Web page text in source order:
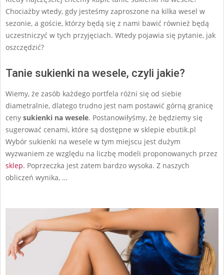
Chociażby wtedy, gdy jesteśmy zaproszone na kilka wesel w
sezonie, a goście, którzy będą się z nami bawić również będą
uczestniczyć w tych przyjęciach. Wtedy pojawia się pytanie, jak
oszczędzić?
Tanie sukienki na wesele, czyli jakie?
Wiemy, że zasób każdego portfela różni się od siebie
diametralnie, dlatego trudno jest nam postawić górną granicę
ceny sukienki na wesele. Postanowiłyśmy, że będziemy się
sugerować cenami, które są dostępne w sklepie ebutik.pl
Wybór sukienki na wesele w tym miejscu jest dużym
wyzwaniem ze względu na liczbę modeli proponowanych przez
sklep. Poprzeczka jest zatem bardzo wysoka. Z naszych
obliczeń wynika, …